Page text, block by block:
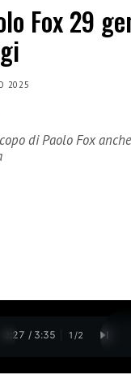
Fox 29
2025
di Paolo Fox
0:28 / 3:35 1 /2